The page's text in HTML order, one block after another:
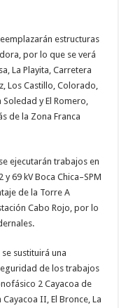
estructuras
por lo que se verá
La Playita, Carretera
Los Castillo, Colorado,
y El Romero,
de la Zona Franca
ejecutarán trabajos en
y 69 kV Boca Chica–SPM
de la Torre A
Cabo Rojo, por lo
se sustituirá una
de los trabajos
2 Cayacoa de
II, El Bronce, La